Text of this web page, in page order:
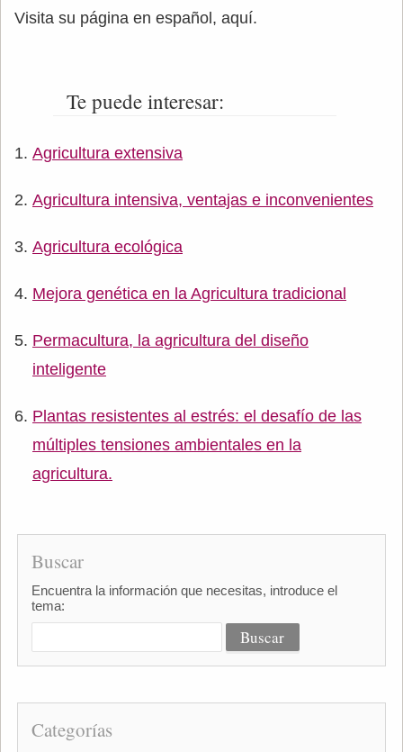
Visita su página en español, aquí.
Te puede interesar:
Agricultura extensiva
Agricultura intensiva, ventajas e inconvenientes
Agricultura ecológica
Mejora genética en la Agricultura tradicional
Permacultura, la agricultura del diseño
inteligente
Plantas resistentes al estrés: el desafío de las
múltiples tensiones ambientales en la
agricultura.
Buscar
Encuentra la información que necesitas, introduce el
tema:
Categorías